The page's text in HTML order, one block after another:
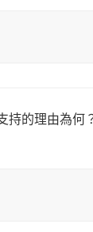
持的理由為何